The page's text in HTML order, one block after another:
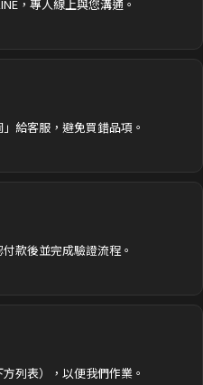
，專人線上與您溝通。
給客服，避免買錯品項。
款後並完成驗證流程。
列表），以便我們作業。